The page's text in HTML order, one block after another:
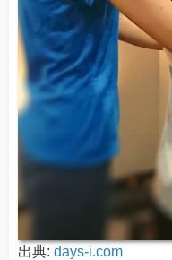
出典: days-i.com